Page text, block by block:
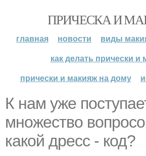
ПРИЧЕСКА И
главная новости
виды
как делать прически и
прически и макияж на дому
К нам уже
множество
какой дресс - код?